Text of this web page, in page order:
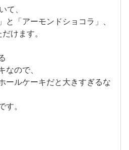
2016年5月
2016年4月
2016年2月
て、
と「アーモンドショコラ」、
けます。
なので、
ールケーキだと大きすぎるな
す。